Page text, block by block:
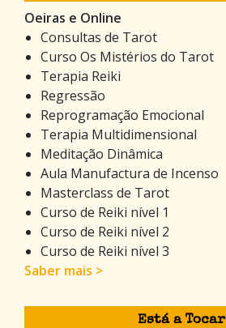
Oeiras e Online
Consultas de Tarot
Curso Os Mistérios do Tarot
Terapia Reiki
Regressão
Reprogramação Emocional
Terapia Multidimensional
Meditação Dinâmica
Aula Manufactura de Incenso
Masterclass de Tarot
Curso de Reiki nível 1
Curso de Reiki nível 2
Curso de Reiki nível 3
Saber mais >
Está a Tocar